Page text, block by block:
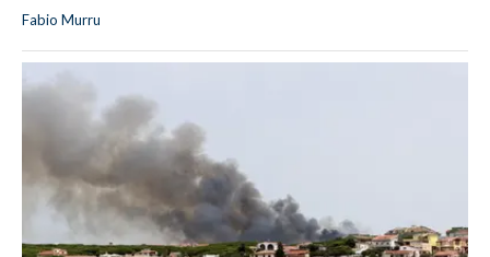
Fabio Murru